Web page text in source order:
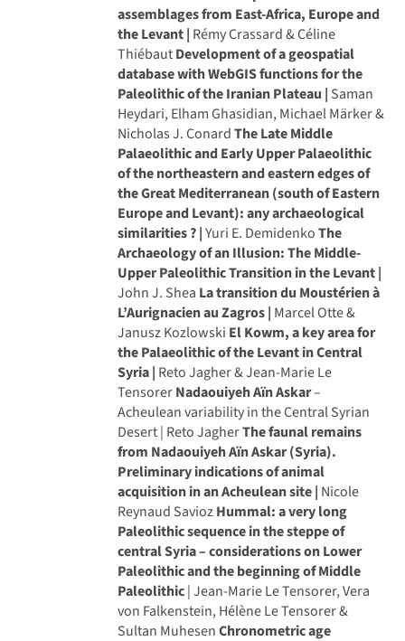
assemblages from East-Africa, Europe and
the Levant | Rémy Crassard & Céline
ThiébautDevelopment of a geospatial
database with WebGIS functions for the
Paleolithic of the Iranian Plateau | Saman
Heydari, Elham Ghasidian, Michael Märker &
Nicholas J. ConardThe Late Middle
Palaeolithic and Early Upper Palaeolithic
of the northeastern and eastern edges of
the Great Mediterranean (south of Eastern
Europe and Levant): any archaeological
similarities ? |Yuri E. DemidenkoThe
Archaeology of an Illusion: The Middle-
Upper Paleolithic Transition in the Levant |
John J. Shea La transition du Moustérien à
L’Aurignacien au Zagros | Marcel Otte &
Janusz Kozlowski El Kowm, a key area for
the Palaeolithic of the Levant in Central
Syria | Reto Jagher & Jean-Marie Le
TensorerNadaouiyeh Aïn Askar–
Acheulean variability in the Central Syrian
Desert | Reto JagherThe faunal remains
from Nadaouiyeh Aïn Askar (Syria).
Preliminary indications of animal
acquisition in an Acheulean site | Nicole
Reynaud SaviozHummal: a very long
Paleolithic sequence in the steppe of
central Syria – considerations on Lower
Paleolithic and the beginning of Middle
Paleolithic| Jean-Marie Le Tensorer, Vera
von Falkenstein, Hélène Le Tensorer &
Sultan MuhesenChronometric age